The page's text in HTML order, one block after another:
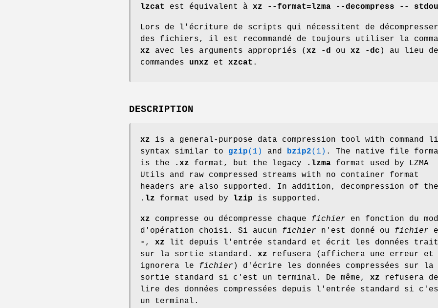
lzcat
est équivalent à xz --format=lzma --decompress --
Lors de l'écriture de scripts qui nécessitent de décompresser
des fichiers, il est recommandé de toujours utiliser la
xz avec les arguments appropriés ( xz -d ou xz -dc ) au lieu
commandes unxz et xzcat .
DESCRIPTION
xz is a general-purpose data compression tool with command
syntax similar to gzip(1) and bzip2(1) . The native file
is the
.xz format, but the legacy .lzma format used by LZMA
Utils and raw compressed streams with no container format
headers are also supported. In addition, decompression of the
.lz format used by lzip is supported.
xz compresse ou décompresse chaque fichier en fonction du
d'opération choisi. Si aucun fichier n'est donné ou fichier
- , xz lit depuis l'entrée standard et écrit les données
sur la sortie standard. xz refusera (affichera une erreur et
ignorera le fichier ) d'écrire les données compressées sur la
sortie standard si c'est un terminal. De même, xz refusera de
lire des données compressées depuis l'entrée standard si
un terminal.